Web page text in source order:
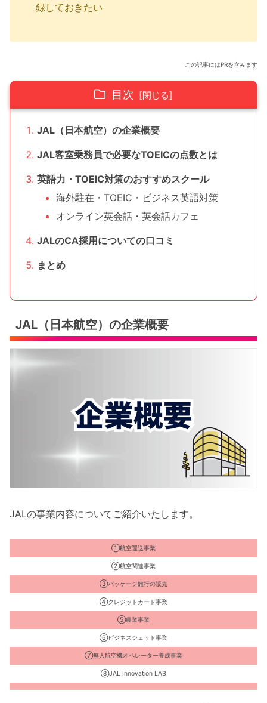
録しておきたい
この記事にはPRを含みます
目次
JAL（日本航空）の企業概要
JAL客室乗務員で必要なTOEICの点数とは
英語力・TOEIC対策のおすすめスクール
海外駐在・TOEIC・ビジネス英語対策
オンライン英会話・英会話カフェ
JALのCA採用についての口コミ
まとめ
JAL（日本航空）の企業概要
JALの事業内容についてご紹介いたします。
①航空運送事業
②航空関連事業
③パッケージ旅行の販売
④クレジットカード事業
⑤農業事業
⑥ビジネスジェット事業
⑦無人航空機オペレーター養成事業
⑧JAL Innovation LAB